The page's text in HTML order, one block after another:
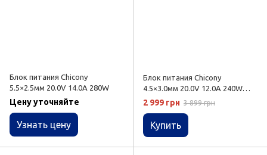
Блок питания Chicony
5.5×2.5мм 20.0V 14.0A 280W
Цену уточняйте
Узнать цену
Блок питания Chicony
4.5×3.0мм 20.0V 12.0A 240W
для MSI
2 999 грн 3 899 грн
Купить